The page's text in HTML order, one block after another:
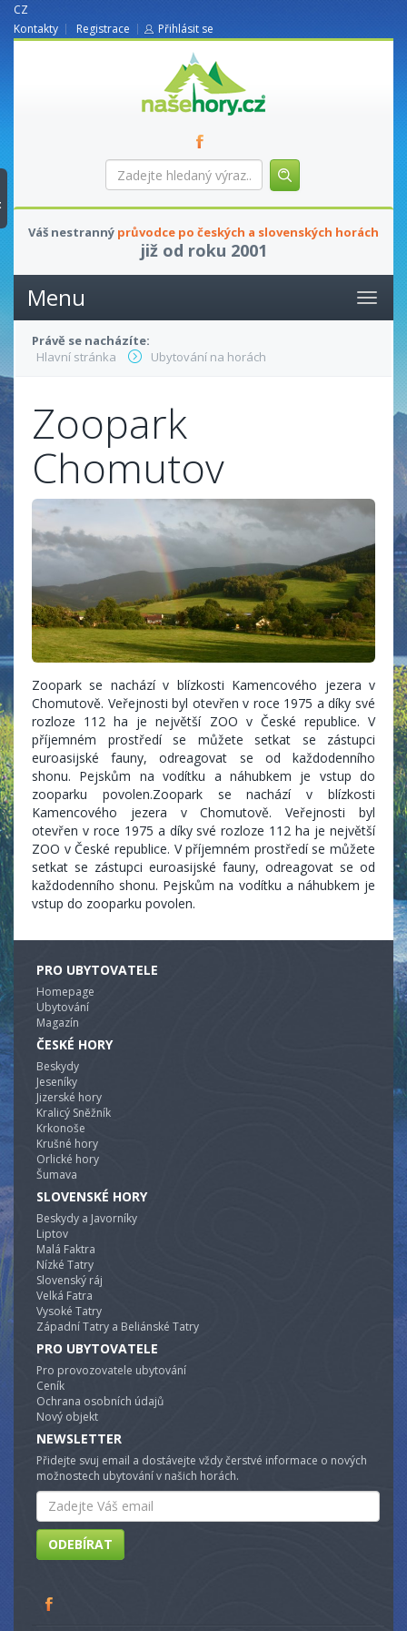
CZ
Kontakty
Registrace Přihlásit se
nasehory.cz
Zadejte
hledaný
Váš nestranný průvodce po českých a slovenských horách
již od roku 2001
Menu
Právě se nacházíte:
Hlavní stránka
Ubytování na horách
Zoopark
Chomutov
Zoopark se nachází v blízkosti Kamencového jezera v
Chomutově. Veřejnosti byl otevřen v roce 1975 a díky své
rozloze 112 ha je největší ZOO v České republice. V
příjemném prostředí se můžete setkat se zástupci
euroasijské fauny, odreagovat se od každodenního
shonu. Pejskům na vodítku a náhubkem je vstup do
zooparku povolen.Zoopark se nachází v blízkosti
Kamencového jezera v Chomutově. Veřejnosti byl
otevřen v roce 1975 a díky své rozloze 112 ha je největší
ZOO v České republice. V příjemném prostředí se můžete
setkat se zástupci euroasijské fauny, odreagovat se od
každodenního shonu. Pejskům na vodítku a náhubkem je
vstup do zooparku povolen.
PRO UBYTOVATELE
Homepage
Ubytování
Magazín
ČESKÉ HORY
Beskydy
Jeseníky
Jizerské hory
Kralicý Sněžník
Krkonoše
Krušné hory
Orlické hory
Šumava
SLOVENSKÉ HORY
Beskydy a Javorníky
Liptov
Malá Faktra
Nízké Tatry
Slovenský ráj
Velká Fatra
Vysoké Tatry
Západní Tatry a Beliánské Tatry
PRO UBYTOVATELE
Pro provozovatele ubytování
Ceník
Ochrana osobních údajů
Nový objekt
NEWSLETTER
Přidejte svuj email a dostávejte vždy čerstvé informace o nových
možnostech ubytování v našich horách.
Email
ODEBÍRAT